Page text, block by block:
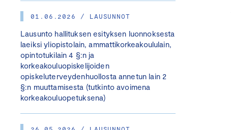
01.06.2026 / LAUSUNNOT
Lausunto hallituksen esityksen luonnoksesta
laeiksi yliopistolain, ammattikorkeakoululain,
opintotukilain 4 §:n ja
korkeakouluopiskelijoiden
opiskeluterveydenhuollosta annetun lain 2
§:n muuttamisesta (tutkinto avoimena
korkeakouluopetuksena)